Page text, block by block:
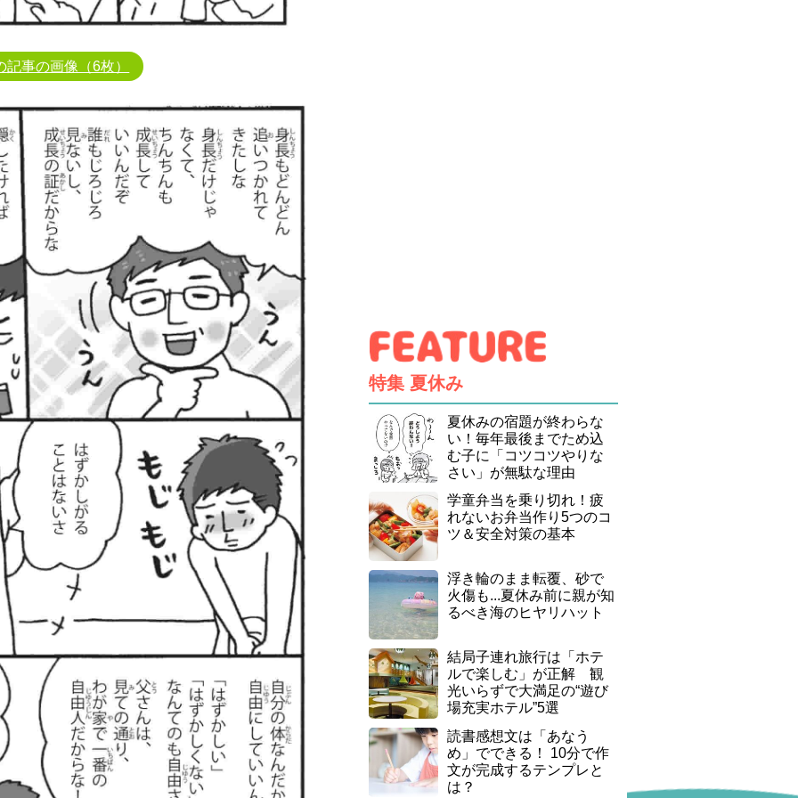
記事の画像（6枚）
特集 夏休み
夏休みの宿題が終わらな
い！毎年最後までため込
む子に「コツコツやりな
さい」が無駄な理由
学童弁当を乗り切れ！疲
れないお弁当作り5つのコ
ツ＆安全対策の基本
浮き輪のまま転覆、砂で
火傷も...夏休み前に親が知
るべき海のヒヤリハット
結局子連れ旅行は「ホテ
ルで楽しむ」が正解 観
光いらずで大満足の“遊び
場充実ホテル”5選
読書感想文は「あなう
め」でできる！ 10分で作
文が完成するテンプレと
は？